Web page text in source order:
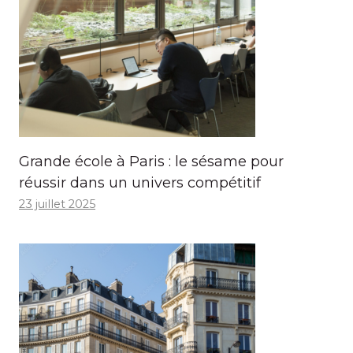
Grande école à Paris : le sésame pour
réussir dans un univers compétitif
23 juillet 2025